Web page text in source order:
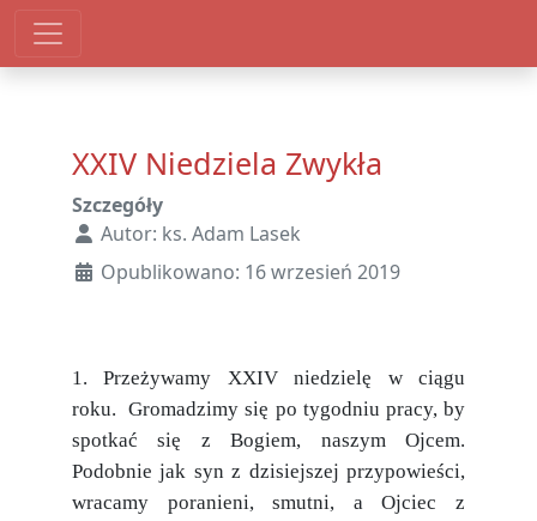
XXIV Niedziela Zwykła
Szczegóły
Autor: ks. Adam Lasek
Opublikowano: 16 wrzesień 2019
1. Przeżywamy XXIV niedzielę w ciągu
roku. Gromadzimy się po tygodniu pracy, by
spotkać się z Bogiem, naszym Ojcem.
Podobnie jak syn z dzisiejszej przypowieści,
wracamy poranieni, smutni, a Ojciec z